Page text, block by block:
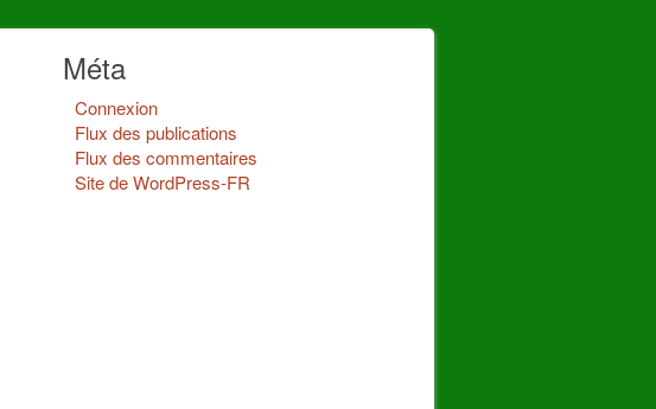
Méta
Connexion
Flux des publications
Flux des commentaires
Site de WordPress-FR